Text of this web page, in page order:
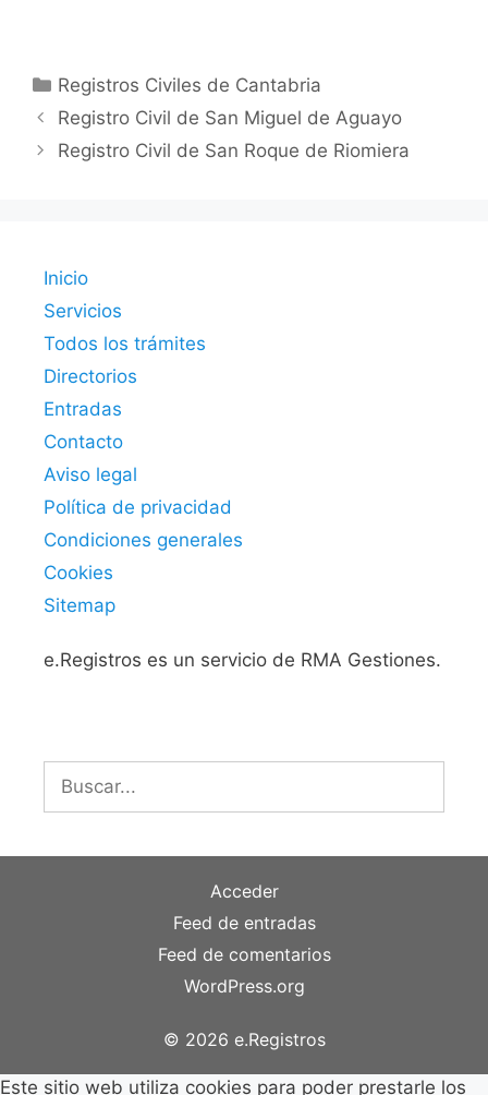
Categorías
Registros Civiles de Cantabria
Registro Civil de San Miguel de Aguayo
Registro Civil de San Roque de Riomiera
Inicio
Servicios
Todos los trámites
Directorios
Entradas
Contacto
Aviso legal
Política de privacidad
Condiciones generales
Cookies
Sitemap
e.Registros es un servicio de RMA Gestiones.
Buscar:
Acceder
Feed de entradas
Feed de comentarios
WordPress.org
© 2026 e.Registros
Este sitio web utiliza cookies para poder prestarle los